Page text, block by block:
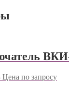
ВКИ-
Цена по запросу